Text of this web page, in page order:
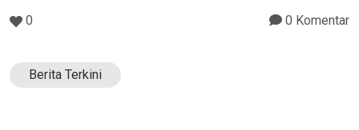
0 0 Komentar
Berita Terkini